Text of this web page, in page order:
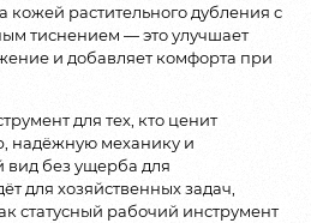
кожей растительного дубления с
тиснением — это улучшает
и добавляет комфорта при
для тех, кто ценит
надёжную механику и
без ущерба для
для хозяйственных задач,
статусный рабочий инструмент